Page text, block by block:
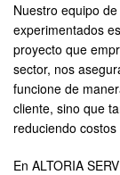
Nuestro equipo
experimentados
proyecto que
sector, nos
funcione de
cliente, sino que
reduciendo
En ALTORIA